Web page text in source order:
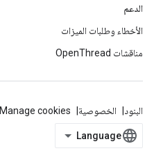
الدعم
الأخطاء وطلبات الميزات
مناقشات OpenThread
البنود الخصوصية Manage cookies